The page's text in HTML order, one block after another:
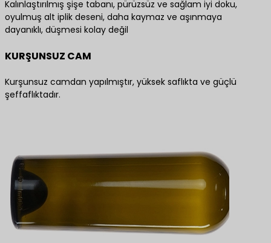
Kalınlaştırılmış şişe tabanı, pürüzsüz ve sağlam iyi doku,
oyulmuş alt iplik deseni, daha kaymaz ve aşınmaya
dayanıklı, düşmesi kolay değil
KURŞUNSUZ CAM
Kurşunsuz camdan yapılmıştır, yüksek saflıkta ve güçlü
şeffaflıktadır.